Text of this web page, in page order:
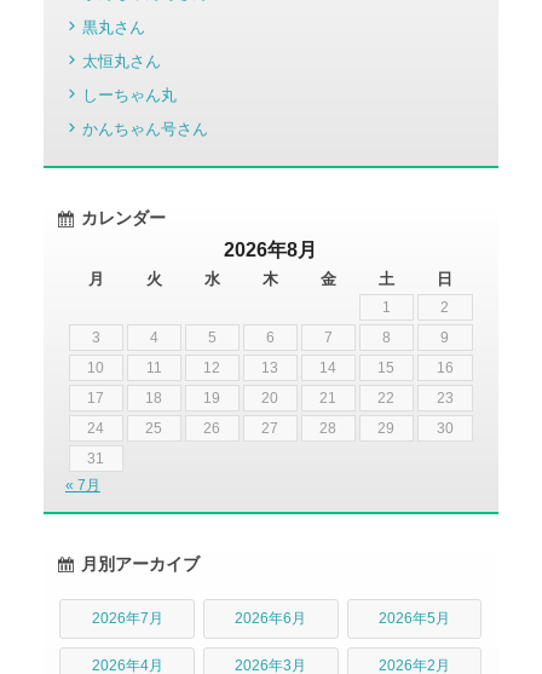
黒丸さん
太恒丸さん
しーちゃん丸
かんちゃん号さん
カレンダー
2026年8月
月 火 水 木 金 土 日
1
2
3
4 5 6 7 8
9
10
11 12 13 14 15
16
17
18 19 20 21 22
23
24
25 26 27 28 29
30
31
« 7月
月別アーカイブ
2026年7月 2026年6月 2026年5月
2026年4月 2026年3月 2026年2月